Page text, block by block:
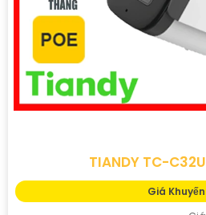
TIANDY TC-
Giá